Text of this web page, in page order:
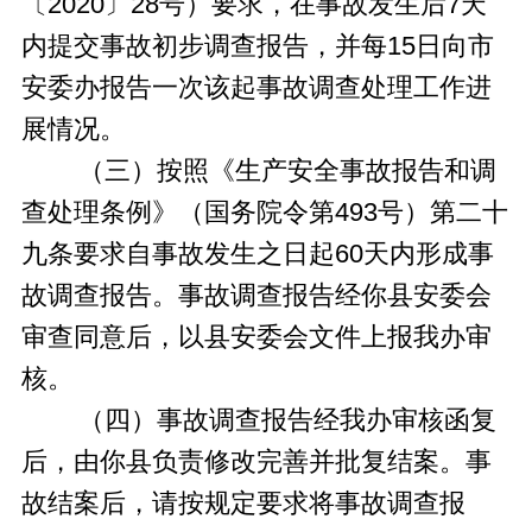
内提交事故初步调查报告，并每15日向市
安委办报告一次该起事故调查处理工作进
展情况。
（三）按照《生产安全事故报告和调
查处理条例》（国务院令第493号）第二十
九条要求自事故发生之日起60天内形成事
故调查报告。事故调查报告经你县安委会
审查同意后，以县安委会文件上报我办审
核。
（四）事故调查报告经我办审核函复
后，由你县负责修改完善并批复结案。事
故结案后，请按规定要求将事故调查报